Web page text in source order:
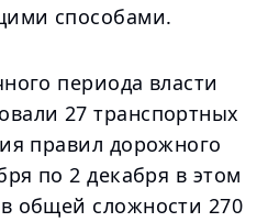
способами.
периода власти
27 транспортных
правил дорожного
по 2 декабря в этом
общей сложности 270